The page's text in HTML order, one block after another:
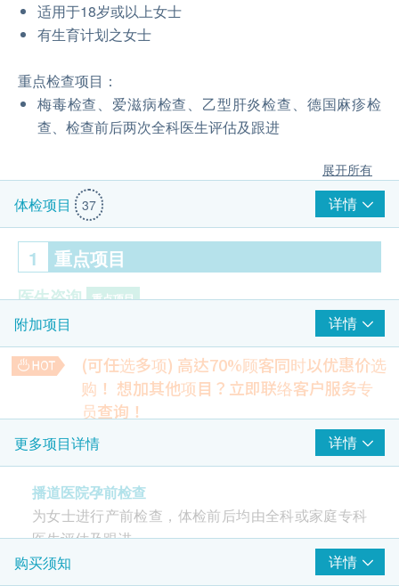
适用于18岁或以上女士
有生育计划之女士
重点检查项目：
梅毒检查、爱滋病检查、乙型肝炎检查、德国麻疹检
查、检查前后两次全科医生评估及跟进
展开所有
体检项目 37 详情
1 重点项目
医生咨询 重点项目
全科医生会诊(兩次) - 首次检查及复诊
基本项目
血液检查
嗜碱性白血球百份比
嗜酸性白血球百份比
淋巴球百份比
红细胞平均血红素
红血球平均血红素浓度
单核白血球百份比
附加项目 详情
(可任选多项) 高达70%顾客同时以优惠价选
购！ 想加其他项目？立即联络客户服务专
员查询！
幽门螺旋菌吹气测试
通过分析呼气中碳13同位素的含量来判断是否感染幽门螺旋
菌。
HK$720.0
骨质健康血液检验
HK$700.0
更多项目详情 详情
播道医院孕前检查
为女士进行产前检查，体检前后均由全科或家庭专科
医生评估及跟进。
购买须知
详情